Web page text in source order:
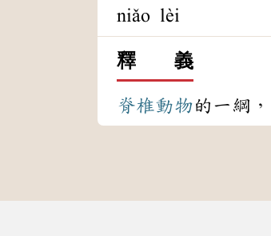
niǎo lèi
釋 義
脊椎動物的一綱，